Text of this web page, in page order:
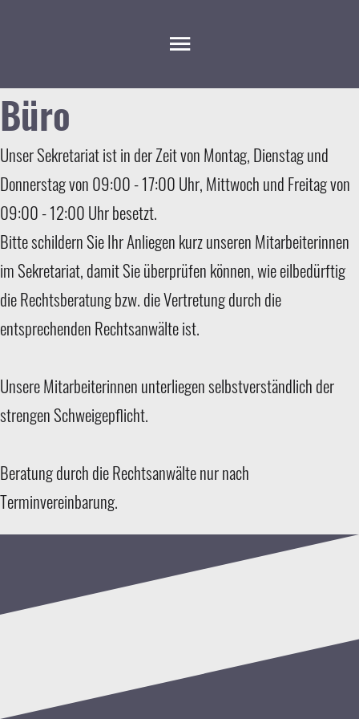
Büro
Unser Sekretariat ist in der Zeit von Montag, Dienstag und
Donnerstag von 09:00 - 17:00 Uhr, Mittwoch und Freitag von
09:00 - 12:00 Uhr besetzt.
Bitte schildern Sie Ihr Anliegen kurz unseren Mitarbeiterinnen
im Sekretariat, damit Sie überprüfen können, wie eilbedürftig
die Rechtsberatung bzw. die Vertretung durch die
entsprechenden Rechtsanwälte ist.
Unsere Mitarbeiterinnen unterliegen selbstverständlich der
strengen Schweigepflicht.
Beratung durch die Rechtsanwälte nur nach
Terminvereinbarung.
Rechtsanwälte
Terminvereinbarung: 0 39 87
Uhr